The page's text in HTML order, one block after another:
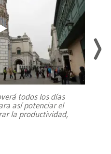
todos los días
así potenciar el
la productividad,